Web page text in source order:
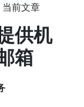
当前文章
供机
箱